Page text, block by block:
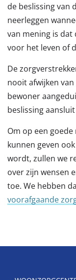
de beslissing van
neerleggen
van mening is
voor het leven of
De
nooit afwijken
bewoner
beslissing
Om op een
kunnen geven
wordt, zullen we
over zijn wensen
toe. We hebben
voorafgaande